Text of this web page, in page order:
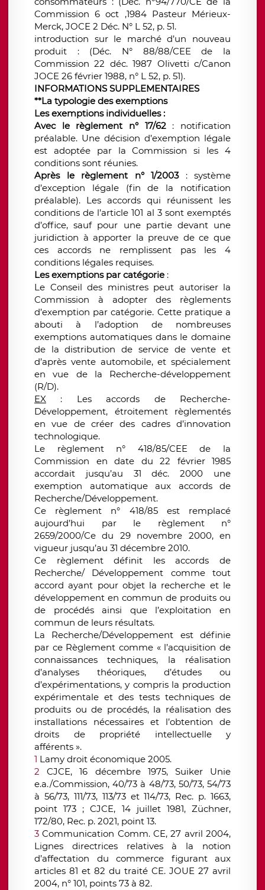
Commission 6 oct ,1984 Pasteur Mérieux-
Merck, JOCE 2 Déc. N° L 52, p. 51.
introduction sur le marché d’un nouveau
produit : (Déc. N° 88/88/CEE de la
Commission 22 déc. 1987 Olivetti c/Canon
JOCE 26 février 1988, n° L 52, p. 51).
INFORMATIONS SUPPLEMENTAIRES
**La typologie des exemptions
Les exemptions individuelles :
Avec le règlement n° 17/62: notification
préalable. Une décision d’exemption légale
est adoptée par la Commission si les 4
conditions sont réunies.
Après le règlement n° 1/2003 : système
d’exception légale (fin de la notification
préalable). Les accords qui réunissent les
conditions de l’article 101 al 3 sont exemptés
d’office, sauf pour une partie devant une
juridiction à apporter la preuve de ce que
ces accords ne remplissent pas les 4
conditions légales requises.
Les exemptions par catégorie :
Le Conseil des ministres peut autoriser la
Commission à adopter des règlements
d’exemption par catégorie. Cette pratique a
abouti à l’adoption de nombreuses
exemptions automatiques dans le domaine
de la distribution de service de vente et
d’après vente automobile, et spécialement
en vue de la Recherche-développement
(R/D).
EX : Les accords de Recherche-
Développement, étroitement règlementés
en vue de créer des cadres d’innovation
technologique.
Le règlement n° 418/85/CEE de la
Commission en date du 22 février 1985
accordait jusqu’au 31 déc. 2000 une
exemption automatique aux accords de
Recherche/Développement.
Ce règlement n° 418/85 est remplacé
aujourd’hui par le règlement n°
2659/2000/Ce du 29 novembre 2000, en
vigueur jusqu’au 31 décembre 2010.
Ce règlement définit les accords de
Recherche/ Développement comme tout
accord ayant pour objet la recherche et le
développement en commun de produits ou
de procédés ainsi que l’exploitation en
commun de leurs résultats.
La Recherche/Développement est définie
par ce Règlement comme « l’acquisition de
connaissances techniques, la réalisation
d’analyses théoriques, d’études ou
d’expérimentations, y compris la production
expérimentale et des tests techniques de
produits ou de procédés, la réalisation des
installations nécessaires et l’obtention de
droits de propriété intellectuelle y
afférents ».
1 Lamy droit économique 2005.
2 CJCE, 16 décembre 1975, Suiker Unie
e.a./Commission, 40/73 à 48/73, 50/73, 54/73
à 56/73, 111/73, 113/73 et 114/73, Rec. p. 1663,
point 173 ; CJCE, 14 juillet 1981, Züchner,
172/80, Rec. p. 2021, point 13.
3 Communication Comm. CE, 27 avril 2004,
Lignes directrices relatives à la notion
d’affectation du commerce figurant aux
articles 81 et 82 du traité CE. JOUE 27 avril
2004, n° 101, points 73 à 82.